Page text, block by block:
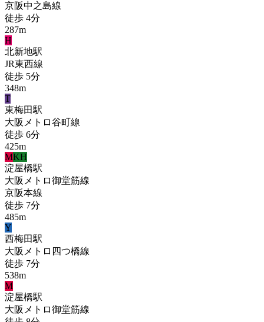
京阪中之島線
徒歩 4分
287m
H
北新地駅
JR東西線
徒歩 5分
348m
T
東梅田駅
大阪メトロ谷町線
徒歩 6分
425m
MKH
淀屋橋駅
大阪メトロ御堂筋線
京阪本線
徒歩 7分
485m
Y
西梅田駅
大阪メトロ四つ橋線
徒歩 7分
538m
M
淀屋橋駅
大阪メトロ御堂筋線